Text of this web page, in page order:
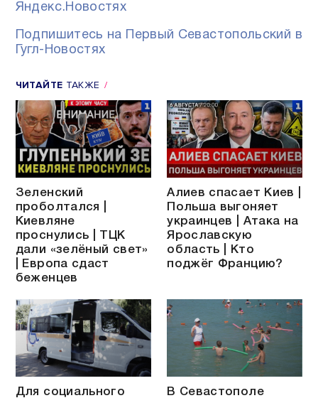
Яндекс.Новостях
Подпишитесь на Первый Севастопольский в
Гугл-Новостях
ЧИТАЙТЕ ТАКЖЕ
Зеленский
проболтался |
Киевляне
проснулись | ТЦК
дали «зелёный свет»
| Европа сдаст
беженцев
Алиев спасает Киев |
Польша выгоняет
украинцев | Атака на
Ярославскую
область | Кто
поджёг Францию?
Для социального
В Севастополе